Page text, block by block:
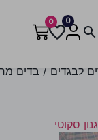
0
0
לבגדים / בדים